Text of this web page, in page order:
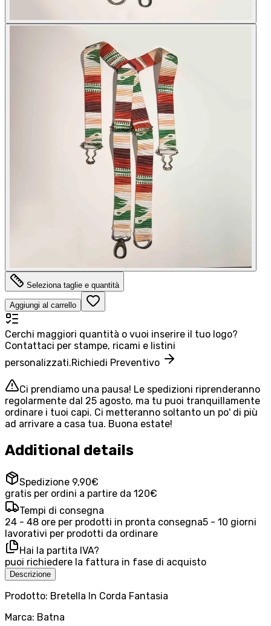
Seleziona taglie e quantità
Aggiungi al carrello
Cerchi maggiori quantità o vuoi inserire il tuo logo?
Contattaci per stampe, ricami e listini
personalizzati.Richiedi Preventivo
Ci prendiamo una pausa! Le spedizioni riprenderanno
regolarmente dal 25 agosto, ma tu puoi tranquillamente
ordinare i tuoi capi. Ci metteranno soltanto un po' di più
ad arrivare a casa tua. Buona estate!
Additional details
Spedizione 9,90€
gratis per ordini a partire da 120€
Tempi di consegna
24 - 48 ore per prodotti in pronta consegna5 - 10 giorni
lavorativi per prodotti da ordinare
Hai la partita IVA?
puoi richiedere la fattura in fase di acquisto
Descrizione
Prodotto: Bretella In Corda Fantasia
Marca: Batna